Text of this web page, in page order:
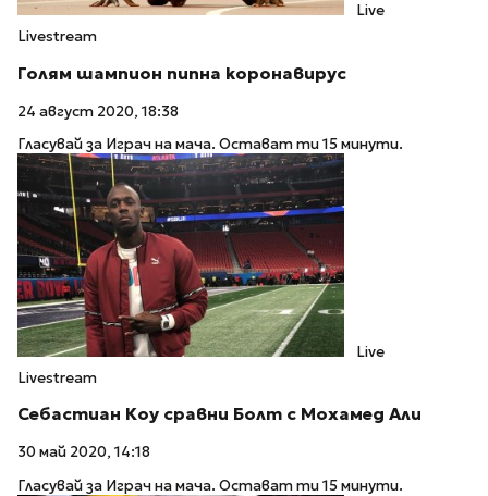
Live
Livestream
Голям шампион пипна коронавирус
24 август 2020, 18:38
Гласувай за Играч на мача. Остават ти 15 минути.
Live
Livestream
Себастиан Коу сравни Болт с Мохамед Али
30 май 2020, 14:18
Гласувай за Играч на мача. Остават ти 15 минути.